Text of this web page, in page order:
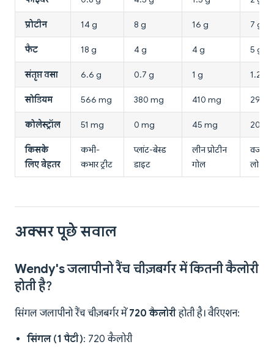
प्रोटीन 14 g 8 g 16 g 7 g
फैट 18 g 4 g 4 g 5 g
संतृप्त वसा 6.6 g 0.7 g 1 g 1.2 g
सोडियम 566 mg 380 mg 410 mg 295
कोलेस्ट्रॉल 51 mg 0 mg 45 mg 20
किसके
लिए बेहतर
कभी-
कभार ट्रीट
प्लांट-बेस्ड
डाइट
लीन प्रोटीन
गोल
वजन
लो-
अक्सर पूछे सवाल
Wendy's जलापीनो रैंच चीज़बर्गर में कितनी कैलोरी
होती है?
सिंगल जलापीनो रैंच चीज़बर्गर में720 कैलोरीहोती है। वैरिएशन:
सिंगल (1 पैटी): 720 कैलोरी